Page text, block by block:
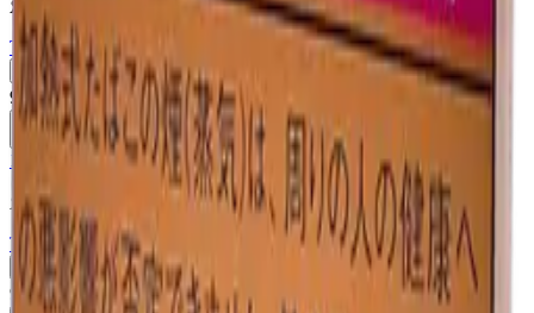
Япония (JP)
Terea Fusion Menthol JP
Пачка Блок×10
910 ₽
В корзину
18+ Мне исполнилось 18 лет
Япония (JP)
Terea Black Yellow Menthol JP
Пачка Блок×10
910 ₽